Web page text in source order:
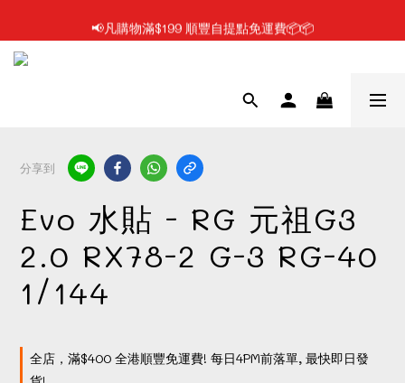
📢凡購物滿$199 順豐自提點免運費📦📦
📢凡購物滿$199 順豐自提點免運費📦📦
📢使用FPS/銀行轉帳付款, 即享2%折扣💵
分享到
Evo 水貼 - RG 元祖G3
2.0 RX78-2 G-3 RG-40
1/144
全店，滿$400 全港順豐免運費! 每日4PM前落單, 最快即日發